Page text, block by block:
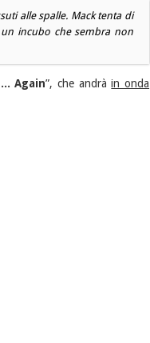
alle spalle. Mack tenta di
incubo che sembra non
Again”, che andràin onda